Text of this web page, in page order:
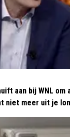
aan bij WNL om
niet meer uit je